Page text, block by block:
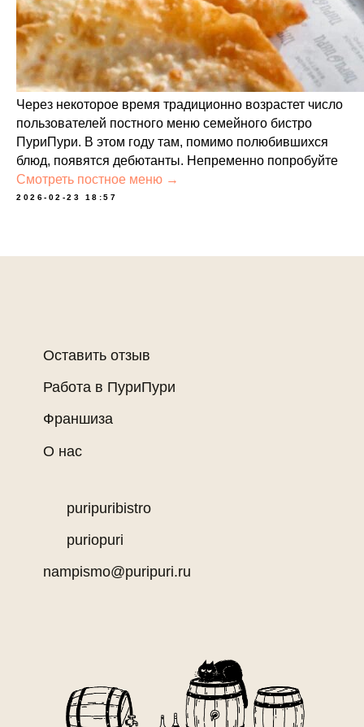
Через некоторое время традиционно возрастет число
пользователей постного меню семейного бистро
ПуриПури. В этом году там, помимо полюбившихся
блюд, появятся дебютанты. Непременно попробуйте
Смотреть постное меню →
2026-02-23 18:57
Оставить отзыв
Работа в ПуриПури
Франшиза
puripuribistro
puriopuri
nampismo@puripuri.ru
О нас